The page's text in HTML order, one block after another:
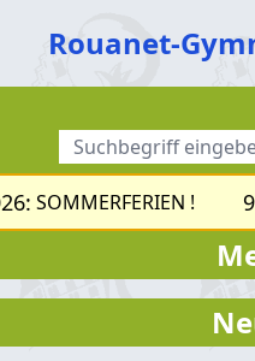
Rouanet-
SOMMERFERIEN !